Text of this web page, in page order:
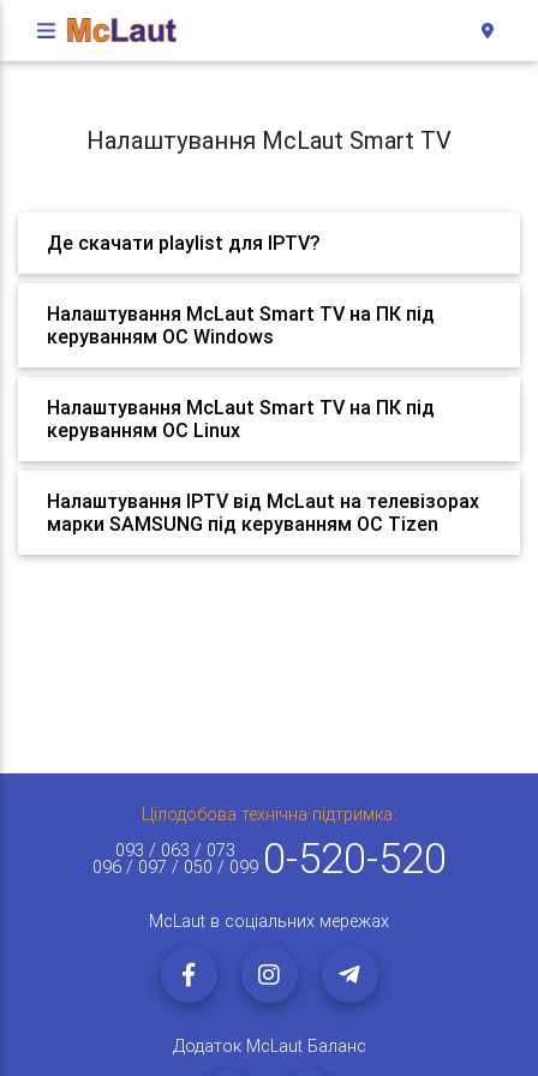
Налаштування McLaut Smart TV
Де скачати playlist для IPTV?
Налаштування McLaut Smart TV на ПК під
керуванням ОС Windows
Налаштування McLaut Smart TV на ПК під
керуванням ОС Linux
Налаштування IPTV від McLaut на телевізорах
марки SAMSUNG під керуванням ОС Tizen
Цілодобова технічна підтримка:
093 / 063 / 073
096 / 097 / 050 / 099 0-520-520
McLaut в соціальних мережах
Додаток McLaut Баланс